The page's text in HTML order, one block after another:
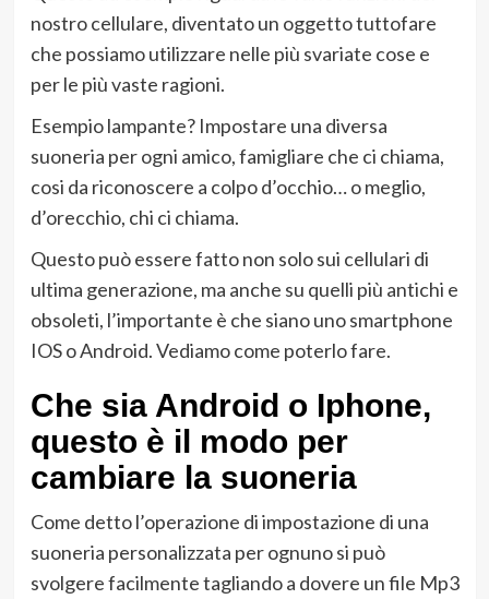
nostro cellulare, diventato un oggetto tuttofare
che possiamo utilizzare nelle più svariate cose e
per le più vaste ragioni.
Esempio lampante? Impostare una diversa
suoneria per ogni amico, famigliare che ci chiama,
cosi da riconoscere a colpo d’occhio… o meglio,
d’orecchio, chi ci chiama.
Questo può essere fatto non solo sui cellulari di
ultima generazione, ma anche su quelli più antichi e
obsoleti, l’importante è che siano uno smartphone
IOS o Android. Vediamo come poterlo fare.
Che sia Android o Iphone,
questo è il modo per
cambiare la suoneria
Come detto l’operazione di impostazione di una
suoneria personalizzata per ognuno si può
svolgere facilmente tagliando a dovere un file Mp3